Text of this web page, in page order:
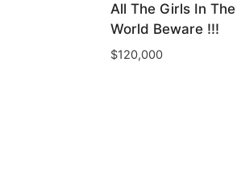
All The Girls In The
World Beware !!!
$120,000